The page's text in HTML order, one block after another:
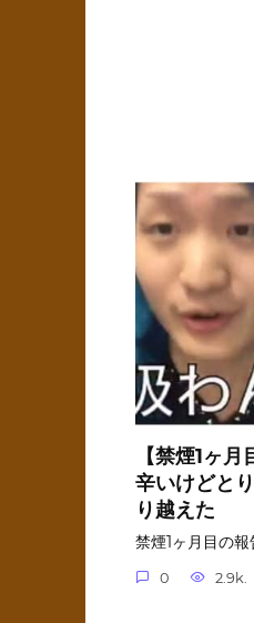
【禁煙1ヶ
辛いけどと
り越えた
禁煙1ヶ月目の報
0 2.9k.